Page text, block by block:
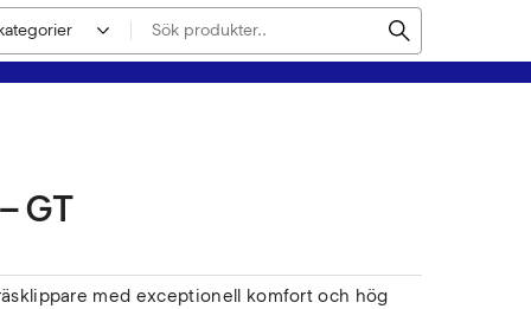
GT
med exceptionell komfort och hög